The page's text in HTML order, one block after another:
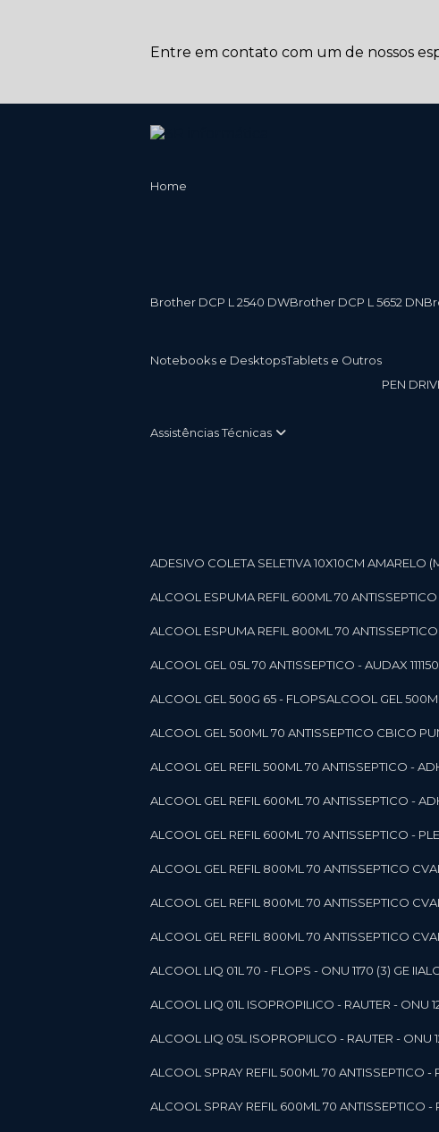
Entre em contato com um de nossos
Home
Brother DCP L 2540 DW Brother DCP L 5652 DN
Notebooks e Desktops Tablets e Outros
PEN
Assistências Técnicas
ADESIVO COLETA SELETIVA 10X10CM AMARELO
ALCOOL ESPUMA REFIL 600ML 70
ALCOOL ESPUMA REFIL 800ML 70
ALCOOL GEL 05L 70 ANTISSEPTICO - AUDAX
ALCOOL GEL 500G 65 - FLOPS ALCOOL GEL
ALCOOL GEL 500ML 70 ANTISSEPTICO CBICO
ALCOOL GEL REFIL 500ML 70 ANTISSEPTICO -
ALCOOL GEL REFIL 600ML 70 ANTISSEPTICO -
ALCOOL GEL REFIL 600ML 70 ANTISSEPTICO -
ALCOOL GEL REFIL 800ML 70 ANTISSEPTICO
ALCOOL GEL REFIL 800ML 70 ANTISSEPTICO
ALCOOL GEL REFIL 800ML 70 ANTISSEPTICO
ALCOOL LIQ 01L 70 - FLOPS - ONU 1170 (3) GE II
ALCOOL LIQ 01L ISOPROPILICO - RAUTER - ONU
ALCOOL LIQ 05L ISOPROPILICO - RAUTER - ONU
ALCOOL SPRAY REFIL 500ML 70 ANTISSEPTICO -
ALCOOL SPRAY REFIL 600ML 70 ANTISSEPTICO -